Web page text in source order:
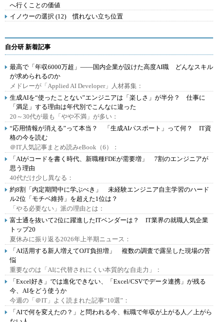
へ行くことの価値
イノウーの選択 (12) 慣れない立ち位置
自分研 新着記事
最高で「年収6000万超」――国内企業が設けた高度AI職 どんなスキル
が求められるのか
メドレーが「Applied AI Developer」人材募集：
生成AIを“使ったことない”エンジニアは「楽しさ」が半分？ 仕事に
「満足」する理由は年代別でこんなに違った
20～30代が最も「やや不満」が多い：
“応用情報が消える”って本当？ 「生成AIパスポート」って何？ IT資
格の今を読む
＠IT人気記事まとめ読みeBook（6）：
「AIがコードを書く時代、新職種FDEが需要増」 7割のエンジニアが
思う理由
40代だけ少し異なる：
約8割「内定期間中に学ぶべき」 未経験エンジニア自主学習のハード
ル2位「モチベ維持」を超えた1位は？
「やる必要ない」派の理由とは：
富士通を抜いて2位に躍進したITベンダーは？ IT業界の就職人気企業
トップ20
夏休みに振り返る2026年上半期ニュース：
「AI活用する新人増えてOJT負担増」 複数の調査で露呈した現場の苦
悩
重要なのは「AIに代替されにくい本質的な自走力」：
「Excel好き」では進化できない、「Excel/CSVでデータ連携」が残る
今、AIをどう使うか
今週の「＠IT」よく読まれた記事“10選”：
「AIで何を変えたの？」と問われる今、転職で年収が上がる人／上がら